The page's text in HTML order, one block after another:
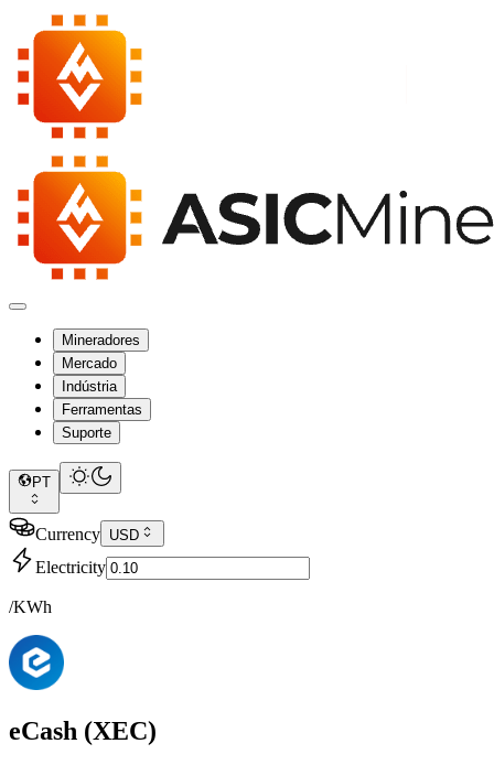
Mineradores
Mercado
Indústria
Ferramentas
Suporte
PT
Currency USD
Electricity
/KWh
eCash (XEC)